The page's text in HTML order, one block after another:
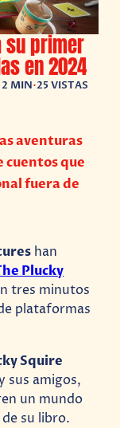
su primer
en 2024
2 MIN•25 VISTAS
aventuras
cuentos que
fuera de
han
Plucky
tres minutos
plataformas
Squire
sus amigos,
un mundo
su libro.